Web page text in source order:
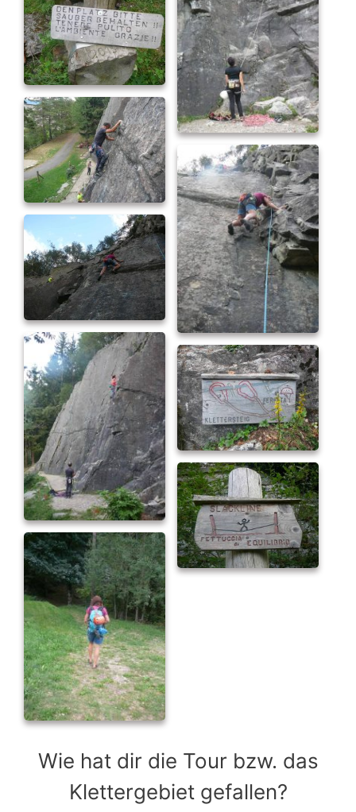
Wie hat dir die Tour bzw. das
Klettergebiet gefallen?